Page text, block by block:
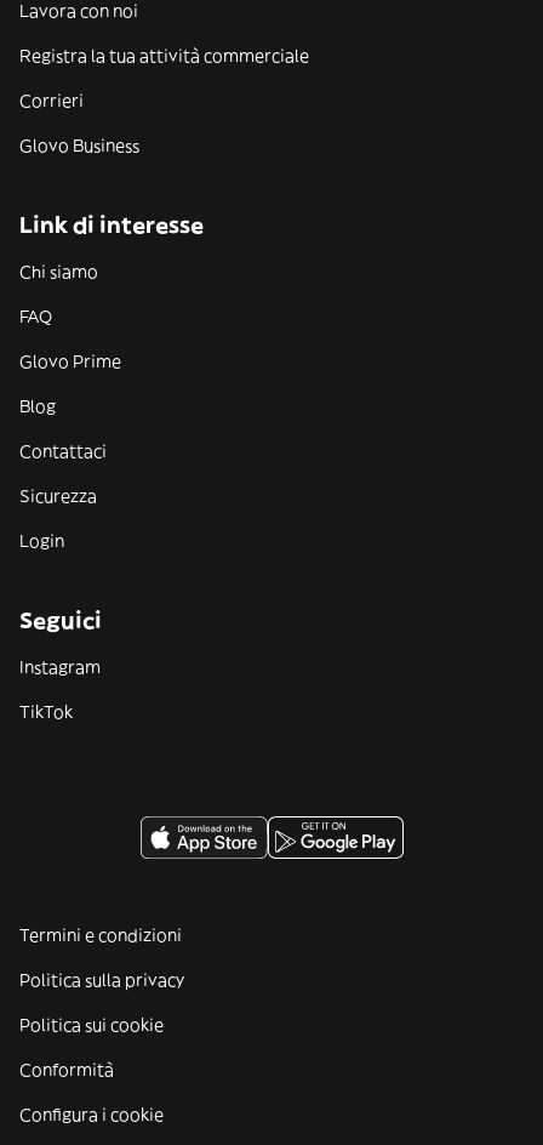
Lavora con noi
Registra la tua attività commerciale
Corrieri
Glovo Business
Link di interesse
Chi siamo
FAQ
Glovo Prime
Blog
Contattaci
Sicurezza
Login
Seguici
Instagram
TikTok
Termini e condizioni
Politica sulla privacy
Politica sui cookie
Conformità
Configura i cookie